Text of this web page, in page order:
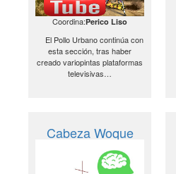
Coordina:Perico Liso
El Pollo Urbano continúa con
esta sección, tras haber
creado variopintas plataformas
televisivas…
Cabeza Woque